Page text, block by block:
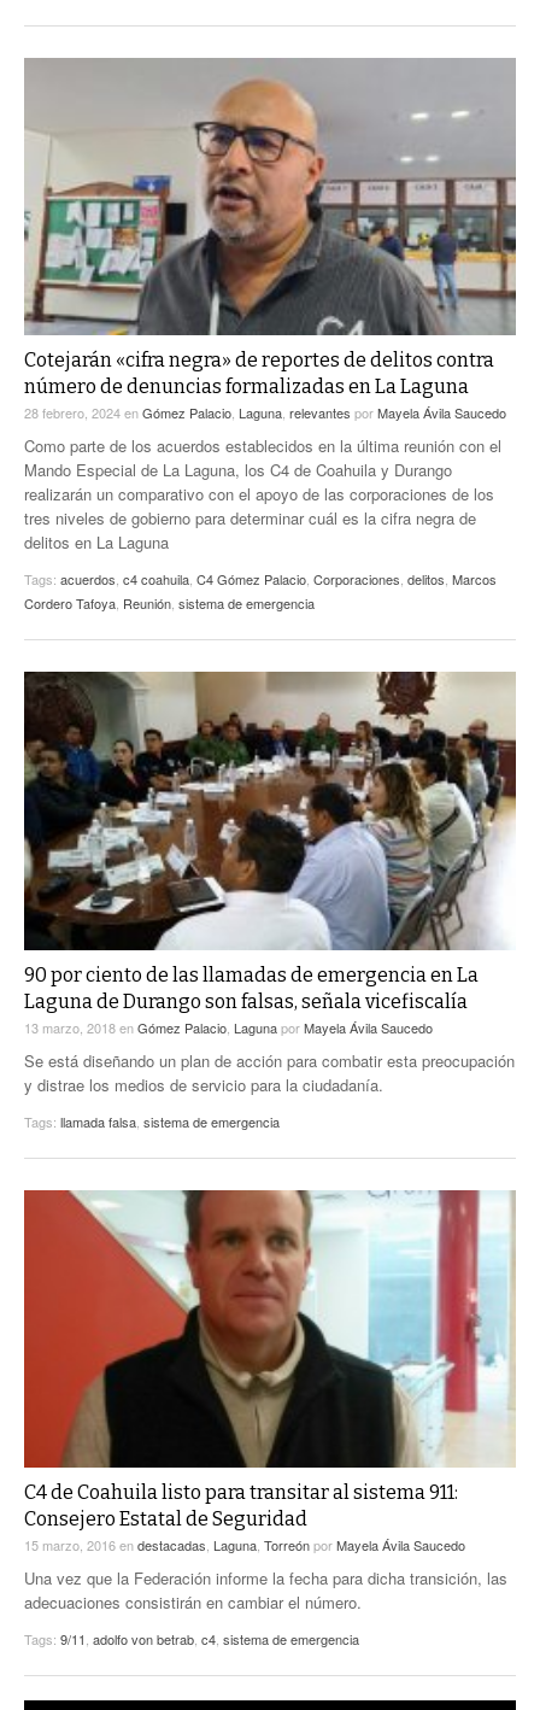
Cotejarán «cifra negra» de reportes de delitos contra
número de denuncias formalizadas en La Laguna
28 febrero, 2024enGómez Palacio Laguna relevantes porMayela Ávila Saucedo
Como parte de los acuerdos establecidos en la última reunión con el
Mando Especial de La Laguna, los C4 de Coahuila y Durango
realizarán un comparativo con el apoyo de las corporaciones de los
tres niveles de gobierno para determinar cuál es la cifra negra de
delitos en La Laguna
Tags: acuerdos c4 coahuila C4 Gómez Palacio Corporaciones delitos Marcos
Cordero Tafoya Reunión sistema de emergencia
90 por ciento de las llamadas de emergencia en La
Laguna de Durango son falsas, señala vicefiscalía
13 marzo, 2018enGómez Palacio LagunaporMayela Ávila Saucedo
Se está diseñando un plan de acción para combatir esta preocupación
y distrae los medios de servicio para la ciudadanía.
Tags: llamada falsa sistema de emergencia
C4 de Coahuila listo para transitar al sistema 911:
Consejero Estatal de Seguridad
15 marzo, 2016endestacadas, Laguna, TorreónporMayela Ávila Saucedo
Una vez que la Federación informe la fecha para dicha transición, las
adecuaciones consistirán en cambiar el número.
Tags: 9/11, adolfo von betrab, c4, sistema de emergencia